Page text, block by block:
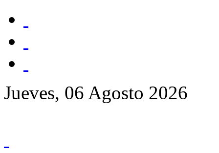
Jueves, 06 Agosto 2026